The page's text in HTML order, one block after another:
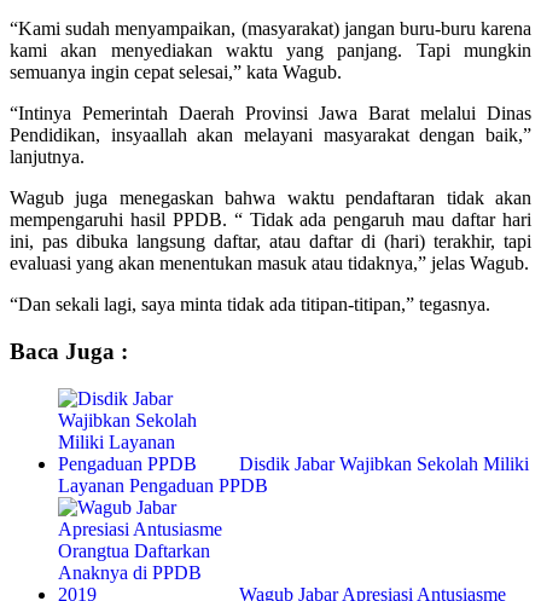
“Kami sudah menyampaikan, (masyarakat) jangan buru-buru karena
kami akan menyediakan waktu yang panjang. Tapi mungkin
semuanya ingin cepat selesai,” kata Wagub.
“Intinya Pemerintah Daerah Provinsi Jawa Barat melalui Dinas
Pendidikan, insyaallah akan melayani masyarakat dengan baik,”
lanjutnya.
Wagub juga menegaskan bahwa waktu pendaftaran tidak akan
mempengaruhi hasil PPDB. “ Tidak ada pengaruh mau daftar hari
ini, pas dibuka langsung daftar, atau daftar di (hari) terakhir, tapi
evaluasi yang akan menentukan masuk atau tidaknya,” jelas Wagub.
“Dan sekali lagi, saya minta tidak ada titipan-titipan,” tegasnya.
Baca Juga :
Disdik Jabar Wajibkan Sekolah Miliki
Layanan Pengaduan PPDB
Wagub Jabar Apresiasi Antusiasme